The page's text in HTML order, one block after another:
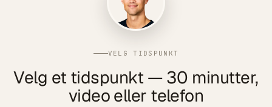
VELG TIDSPUNKT
Velg et tidspunkt — 30 minutter,
video eller telefon